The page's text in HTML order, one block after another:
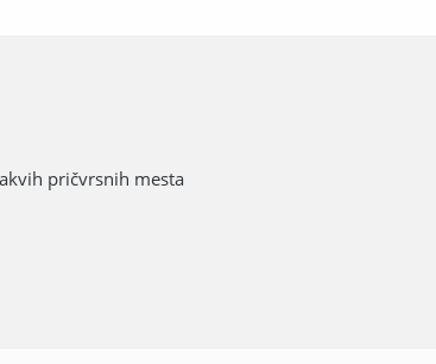
pričvrsnih mesta